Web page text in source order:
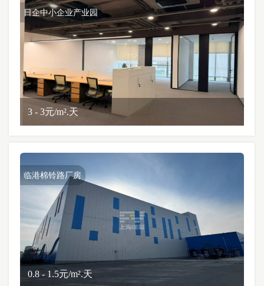
日企中小企业产业园
3 - 3元/m².天
临港棉铃路厂房
0.8 - 1.5元/m².天